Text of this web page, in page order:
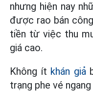
nhưng hiện nay
được rao bán
tiền từ việc thu
giá cao.
Không ít khán giả
trạng phe vé